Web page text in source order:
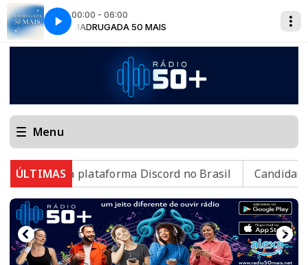
00:00 - 06:00
MADRUGADA 50 MAIS
Menu
ÚLTIMASa plataforma Discord no Brasil Candidatos do